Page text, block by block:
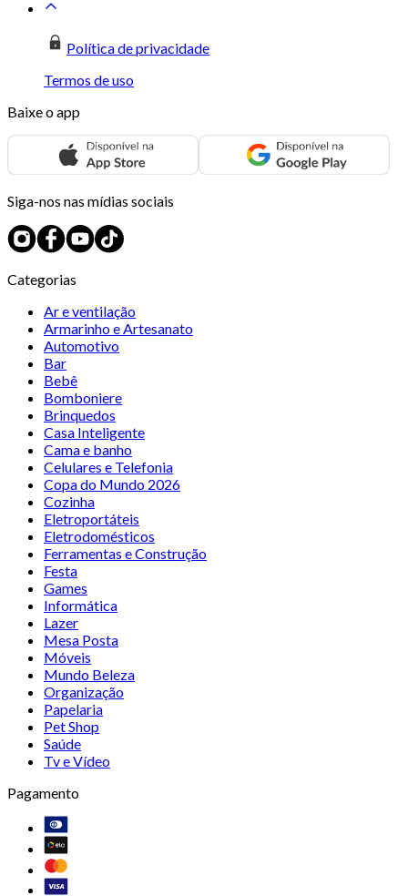
Política de privacidade
Termos de uso
Baixe o app
Siga-nos nas mídias sociais
Categorias
Ar e ventilação
Armarinho e Artesanato
Automotivo
Bar
Bebê
Bomboniere
Brinquedos
Casa Inteligente
Cama e banho
Celulares e Telefonia
Copa do Mundo 2026
Cozinha
Eletroportáteis
Eletrodomésticos
Ferramentas e Construção
Festa
Games
Informática
Lazer
Mesa Posta
Móveis
Mundo Beleza
Organização
Papelaria
Pet Shop
Saúde
Tv e Vídeo
Pagamento